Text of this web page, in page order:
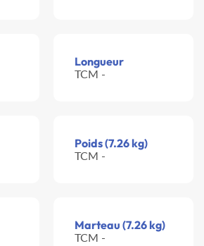
Longueur
TCM -
Poids (7.26 kg)
TCM -
Marteau (7.26 kg)
TCM -